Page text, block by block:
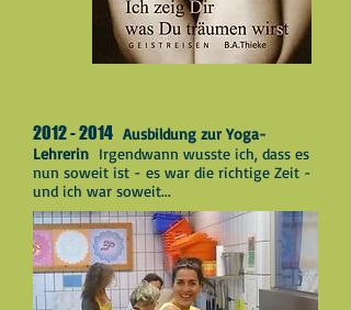
2012 - 2014 Ausbildung zur Yoga-
Lehrerin Irgendwann wusste ich, dass es
nun soweit ist - es war die richtige Zeit -
und ich war soweit...